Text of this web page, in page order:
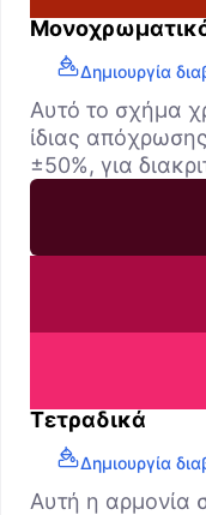
Δημιουργία
Αυτό το σχήμα
ίδιας
±50%, για
Τετραδικά
Δημιουργία
Αυτή η αρμονία